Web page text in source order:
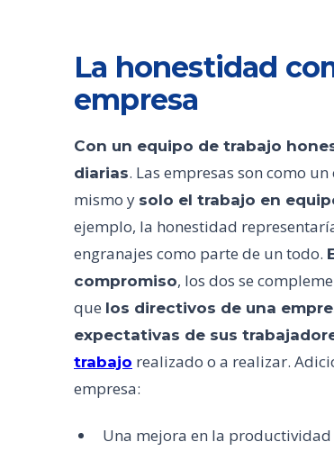
La honestidad
empresa
Con un equipo de trabajo
diarias. Las empresas son como
mismo y solo el trabajo en
ejemplo, la honestidad
engranajes como parte de un todo.
compromiso, los dos se
que los directivos de una
expectativas de sus
trabajo realizado o a realizar.
empresa:
Una mejora en la